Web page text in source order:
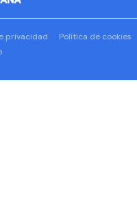
privacidad
Política de cookies